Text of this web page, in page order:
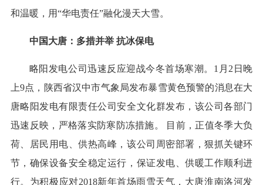
和温暖，用“华电责任”融化漫天大雪。
中国大唐：多措并举 抗冰保电
略阳发电公司迅速反应迎战今冬首场寒潮。1月2日晚
上9点，陕西省汉中市气象局发布暴雪黄色预警的消息在大
唐略阳发电有限责任公司安全文化群发布，该公司各部门
迅速反映，严格落实防寒防冻措施。 目前，正值冬季大负
荷、居民用电、供热高峰，该公司周密部署，狠抓关键环
节，确保设备安全稳定运行，保证发电、供暖工作顺利进
行。为积极应对2018新年首场雨雪天气，大唐淮南洛河发